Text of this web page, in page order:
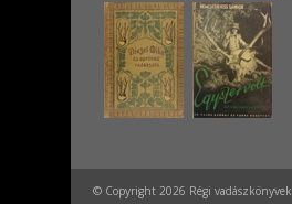
© Copyright 2026 Régi vadászkönyvek